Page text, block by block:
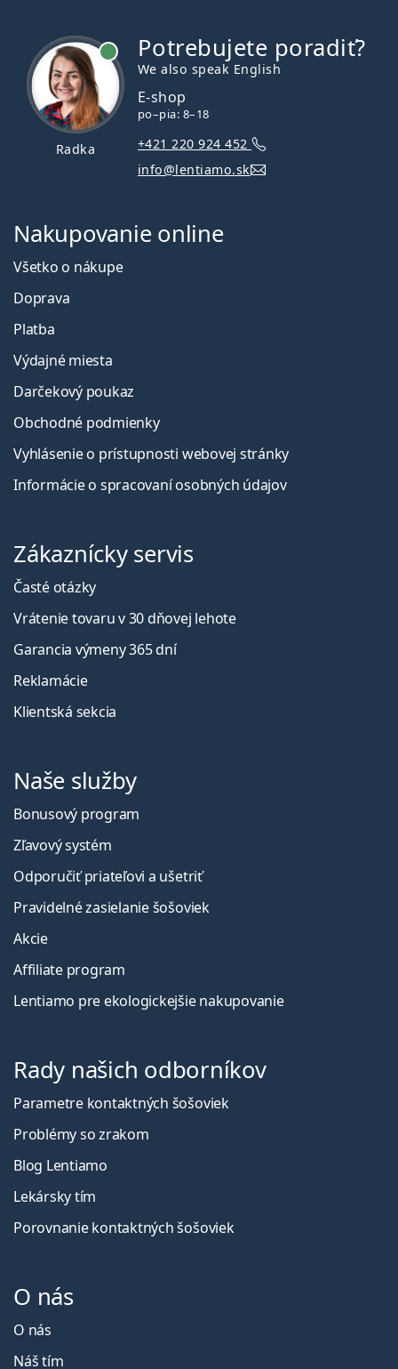
Radka
Potrebujete poradiť?
We also speak English
E-shop
po–pia: 8–18
+421 220 924 452
info@lentiamo.sk
Nakupovanie online
Všetko o nákupe
Doprava
Platba
Výdajné miesta
Darčekový poukaz
Obchodné podmienky
Vyhlásenie o prístupnosti webovej stránky
Informácie o spracovaní osobných údajov
Zákaznícky servis
Časté otázky
Vrátenie tovaru v 30 dňovej lehote
Garancia výmeny 365 dní
Reklamácie
Klientská sekcia
Naše služby
Bonusový program
Zľavový systém
Odporučiť priateľovi a ušetriť
Pravidelné zasielanie šošoviek
Akcie
Affiliate program
Lentiamo pre ekologickejšie nakupovanie
Rady našich odborníkov
Parametre kontaktných šošoviek
Problémy so zrakom
Blog Lentiamo
Lekársky tím
Porovnanie kontaktných šošoviek
O nás
O nás
Náš tím